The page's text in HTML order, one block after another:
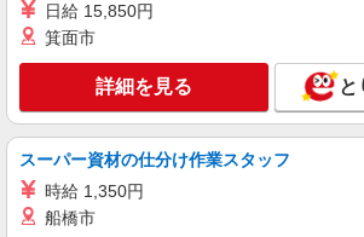
正社員
ソフトバンク佐倉店
ソフトバンクショップの
月給 265,000円 〜
20,000円 〜 20,000円（11
280,000円を超える場合は
当）、基本給320,000円を超
時間相当）支給。時間外手
にかかわらず、固定残業代
■ソフトバンク佐倉店 千
日給 15,850円
箕面市
詳細を見る と
スーパー資材の仕分け作業スタッフ
時給 1,350円
船橋市